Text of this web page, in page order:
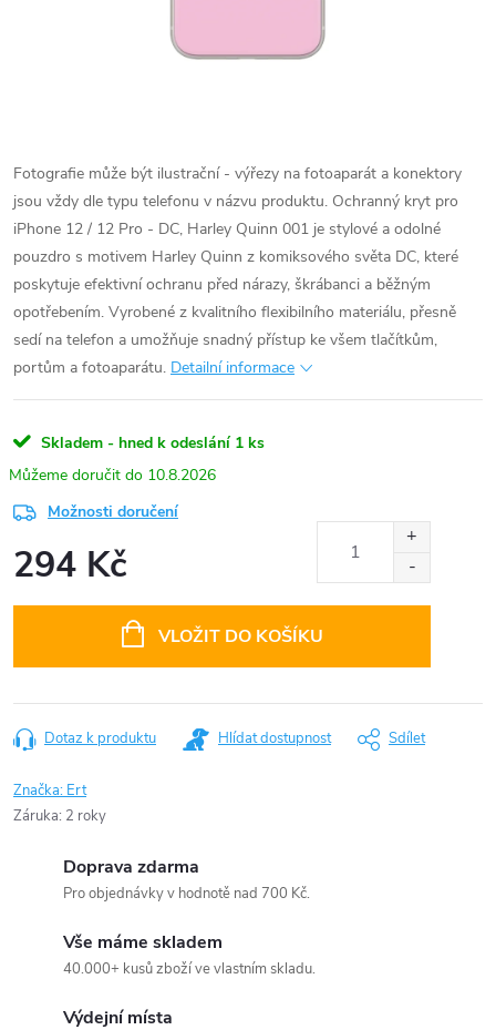
Fotografie může být ilustrační - výřezy na fotoaparát a konektory
jsou vždy dle typu telefonu v názvu produktu. Ochranný kryt pro
iPhone 12 / 12 Pro - DC, Harley Quinn 001 je stylové a odolné
pouzdro s motivem Harley Quinn z komiksového světa DC, které
poskytuje efektivní ochranu před nárazy, škrábanci a běžným
opotřebením. Vyrobené z kvalitního flexibilního materiálu, přesně
sedí na telefon a umožňuje snadný přístup ke všem tlačítkům,
portům a fotoaparátu. Detailní informace
Skladem - hned k odeslání 1 ks
10.8.2026
Možnosti doručení
294 Kč
VLOŽIT DO KOŠÍKU
Dotaz k produktu Hlídat dostupnost Sdílet
Značka: Ert
Záruka: 2 roky
Doprava zdarma
Pro objednávky v hodnotě nad 700 Kč.
Vše máme skladem
40.000+ kusů zboží ve vlastním skladu.
Výdejní místa